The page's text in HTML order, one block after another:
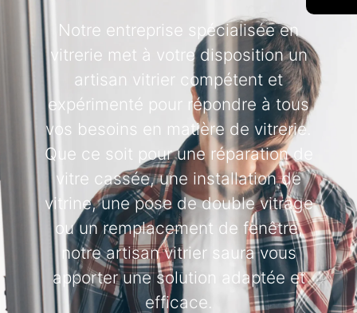
Notre entreprise spécialisée en
vitrerie met à votre disposition un
artisan vitrier compétent et
expérimenté pour répondre à tous
vos besoins en matière de vitrerie.
Que ce soit pour une réparation de
vitre cassée, une installation de
vitrine, une pose de double vitrage
ou un remplacement de fenêtre,
notre artisan vitrier saura vous
apporter une solution adaptée et
efficace.